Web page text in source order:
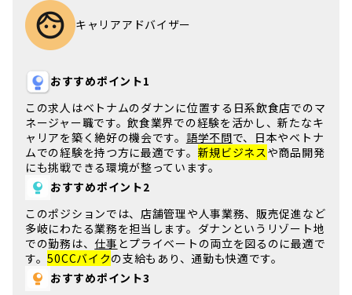
キャリアアドバイザー
おすすめポイント1
この求人はベトナムのダナン に位置する日系飲食店でのマ
ネージャー職です。飲食業界での経験を活かし、新たなキ
ャリアを築く絶好の機会です。 語学不問で、 日本やベトナ
ムでの経験を持つ方に最適です。 新規ビジネス や商品開発
にも挑戦できる環境が整っています。
おすすめポイント2
このポジションでは、 店舗管理や人事業務、販売促進など
多岐にわたる業務を担当します。 ダナン というリゾート地
での勤務は、仕事 とプライベートの両立を図るのに最適で
す。50CCバイクの支給もあり、通勤も快適です。
おすすめポイント3